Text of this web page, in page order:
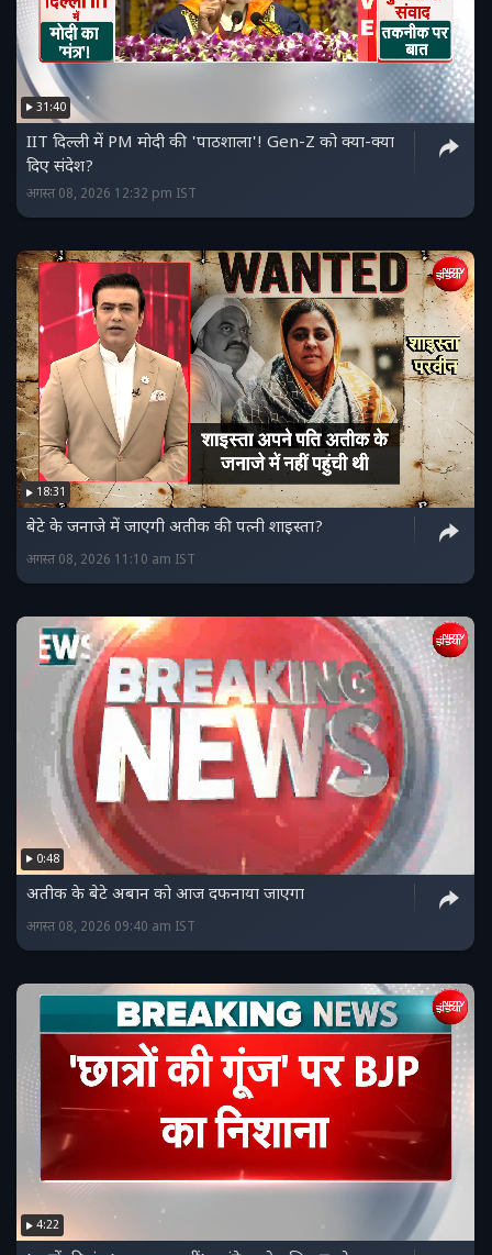
31:40
IIT दिल्ली में PM मोदी की 'पाठशाला'! Gen-Z को क्या-क्या
दिए संदेश?
अगस्त 08, 2026 12:32 pm IST
18:31
बेटे के जनाजे में जाएगी अतीक की पत्नी शाइस्ता?
अगस्त 08, 2026 11:10 am IST
0:48
अतीक के बेटे अबान को आज दफनाया जाएगा
अगस्त 08, 2026 09:40 am IST
4:22